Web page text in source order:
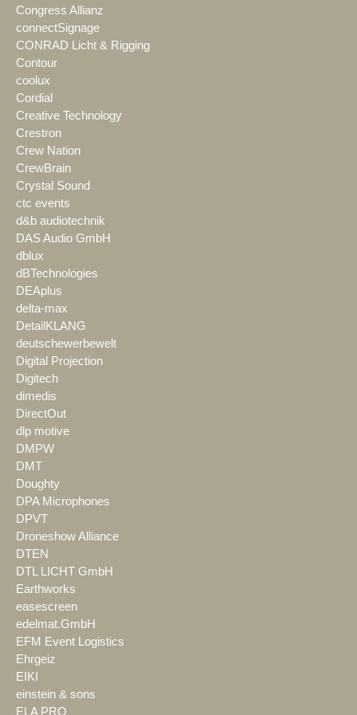
Congress Allianz
connectSignage
CONRAD Licht & Rigging
Contour
coolux
Cordial
Creative Technology
Crestron
Crew Nation
CrewBrain
Crystal Sound
ctc events
d&b audiotechnik
DAS Audio GmbH
dblux
dBTechnologies
DEAplus
delta-max
DetailKLANG
deutschewerbewelt
Digital Projection
Digitech
dimedis
DirectOut
dlp motive
DMPW
DMT
Doughty
DPA Microphones
DPVT
Droneshow Alliance
DTEN
DTL LICHT GmbH
Earthworks
easescreen
edelmat.GmbH
EFM Event Logistics
Ehrgeiz
EIKI
einstein & sons
ELA PRO